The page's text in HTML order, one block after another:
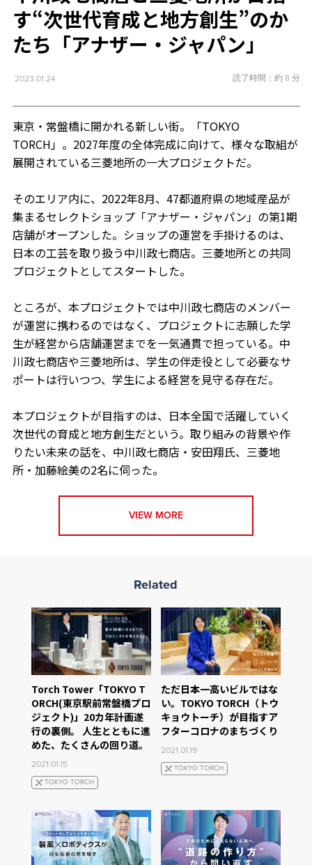
す“次世代育成と地方創生”のか
たち「アナザー・ジャパン」
2023.01.24 読了時間：約 8 分
東京・常盤橋に開かれる新しい街。「TOKYO
TORCH」。2027年度の全体完成に向けて、様々な取組が
展開されている三菱地所の一大プロジェクトだ。
そのエリア内に、2022年8月、47都道府県の地域産品が
集まるセレクトショップ「アナザー・ジャパン」の第1期
店舗がオープンした。ショップの運営を手掛けるのは、
日本の工芸を取り扱う中川政七商店。三菱地所との共同
プロジェクトとしてスタートした。
ところが、本プロジェクトでは中川政七商店のメンバー
が運営に携わるのではなく、プロジェクトに志願した学
生が経営から店舗運営までを一気通貫で担っている。中
川政七商店や三菱地所は、学生の伴走役として必要なサ
ポートは行いつつ、学生による経営を見守る存在だ。
本プロジェクトが目指すのは、日本全国で活躍していく
次世代の育成と地方創生だという。取り組みの背景や作
りたい未来の話を、中川政七商店・安田翔氏、三菱地
所・加藤絵美の2名に伺った。
VIEW MORE
Related
Torch Tower「TOKYO T
ORCH(東京駅前常盤橋プロ
ジェクト)」20カ年計画遂
行の裏側。 人生とともに進
めた、たくさんの回り道。
2021.01.15
TOKYO TORCH
ただ日本一高いビルではな
い。TOKYO TORCH（トウ
キョウトーチ）が目指すア
フターコロナのまちづくり
2021.01.19
TOKYO TORCH